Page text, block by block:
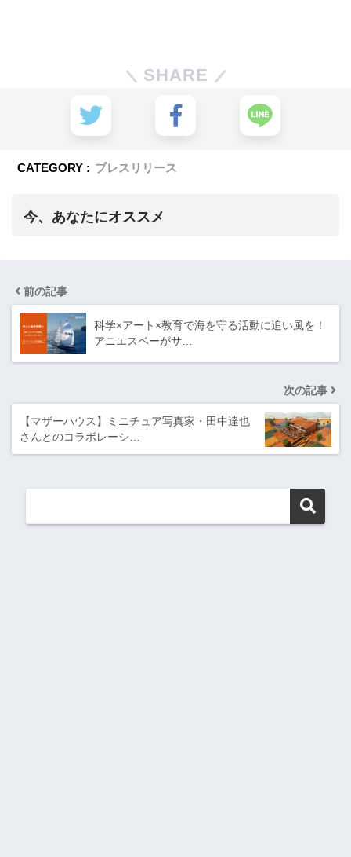
SHARE
CATEGORY : プレスリリース
今、あなたにオススメ
前の記事
科学×アート×教育で海を守る活動に追い風を！
アニエスベーがサ…
次の記事
【マザーハウス】ミニチュア写真家・田中達也
さんとのコラボレーシ…